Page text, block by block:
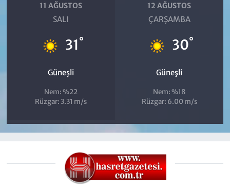
11 AĞUSTOS
SALI
31°
Güneşli
Nem: %22
Rüzgar: 3.31 m/s
12 AĞUSTOS
ÇARŞAMBA
30°
Güneşli
Nem: %18
Rüzgar: 6.00 m/s